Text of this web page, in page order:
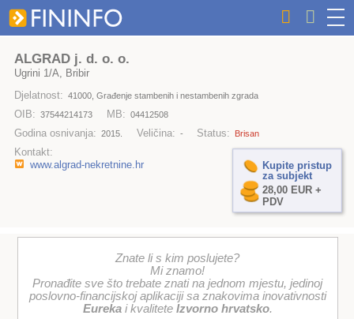
ALGRAD j. d. o. o.
Ugrini 1/A, Bribir
Djelatnost: 41000, Građenje stambenih i nestambenih zgrada
OIB: 37544214173 MB: 04412508
Godina osnivanja: 2015. Veličina: - Status: Brisan
Kontakt:
www.algrad-nekretnine.hr
Kupite pristup
za subjekt
28,00 EUR +
PDV
Znate li s kim poslujete?
Mi znamo!
Pronađite sve što trebate znati na jednom mjestu, jedinoj
poslovno-financijskoj aplikaciji sa znakovima inovativnosti
Eurekai kvalitete Izvorno hrvatsko.